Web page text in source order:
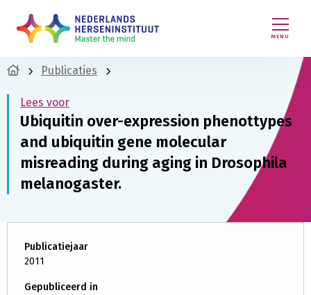
MENU
Publicaties
Lees voor
Ubiquitin over-expression phenottypes
and ubiquitin gene molecular
misreading during aging in Drosophila
melanogaster.
Publicatiejaar
2011
Gepubliceerd in